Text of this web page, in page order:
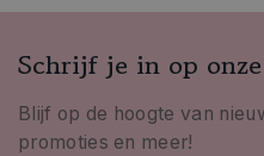
Schrijf je in op
Blijf op de hoogte van
promoties en meer!